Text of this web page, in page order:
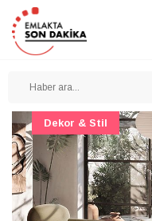
Dekor & Stil